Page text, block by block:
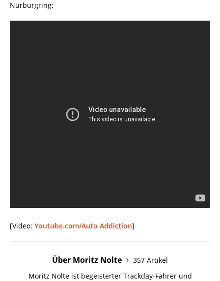
Nürburgring:
[Video: Youtube.com/Auto Addiction]
Über Moritz Nolte
357 Artikel
Moritz Nolte ist begeisterter Trackday-Fahrer und